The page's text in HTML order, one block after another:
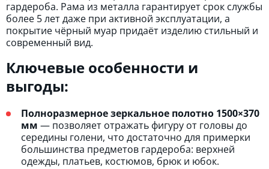
гардероба. Рама из металла гарантирует срок службы
более 5 лет даже при активной эксплуатации, а
покрытие чёрный муар придаёт изделию стильный и
современный вид.
Ключевые особенности и
выгоды:
Полноразмерное зеркальное полотно 1500×370
мм — позволяет отражать фигуру от головы до
середины голени, что достаточно для примерки
большинства предметов гардероба: верхней
одежды, платьев, костюмов, брюк и юбок.